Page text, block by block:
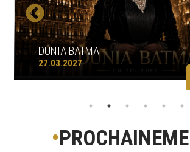
DUNIA BATMA
27.03.2027
•